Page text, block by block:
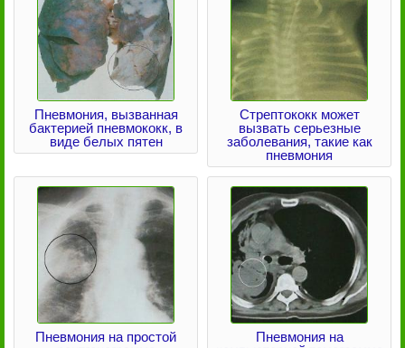
Пневмония, вызванная
бактерией пневмококк, в
виде белых пятен
Стрептококк может
вызвать серьезные
заболевания, такие как
пневмония
Пневмония на простой
Пневмония на